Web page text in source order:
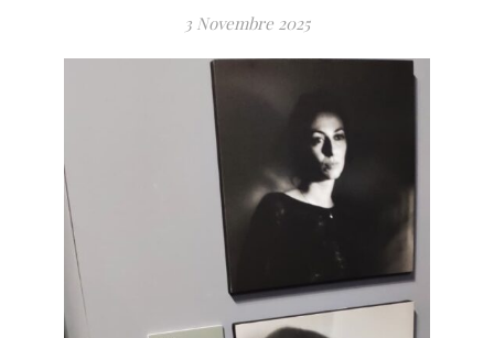
3 Novembre 2025